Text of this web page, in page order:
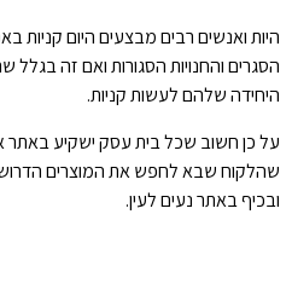
היות ואנשים רבים מבצעים היום קניות
הסגרים והחנויות הסגורות ואם זה בגלל
היחידה שלהם לעשות קניות.
על כן חשוב שכל בית עסק ישקיע באתר
שהלקוח שבא לחפש את המוצרים
ובכיף באתר נעים לעין.